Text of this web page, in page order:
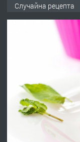
Случайна рецепта